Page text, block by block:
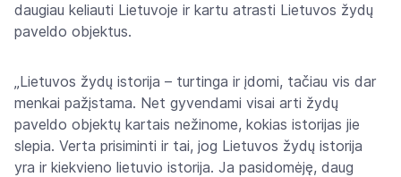
daugiau keliauti Lietuvoje ir kartu atrasti Lietuvos žydų
paveldo objektus.
„Lietuvos žydų istorija – turtinga ir įdomi, tačiau vis dar
menkai pažįstama. Net gyvendami visai arti žydų
paveldo objektų kartais nežinome, kokias istorijas jie
slepia. Verta prisiminti ir tai, jog Lietuvos žydų istorija
yra ir kiekvieno lietuvio istorija. Ja pasidomėję, daug